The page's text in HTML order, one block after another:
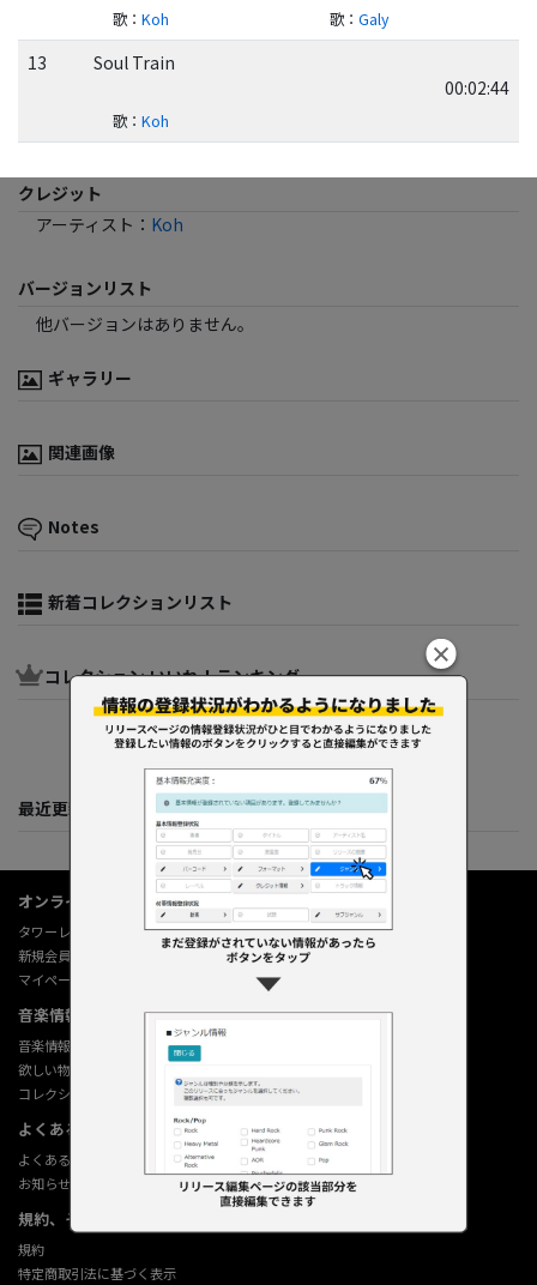
歌： Koh 歌： Galy
13
Soul Train
00:02:44
歌： Koh
クレジット
アーティスト ： Koh
バージョンリスト
他バージョンはありません。
ギャラリー
関連画像
Notes
新着コレクションリスト
コレクション いいね！ランキング
最近更新してくれた人たち
オンラインショップ情報
タワーレコード オンライン
新規会員登録
マイページ
音楽情報データベース
音楽情報データベース
欲しい物リストの使い方
コレクション機能の使い方
よくあるご質問 (Q&A)
よくあるご質問 (Q&A)
お知らせ
規約、その他
規約
特定商取引法に基づく表示